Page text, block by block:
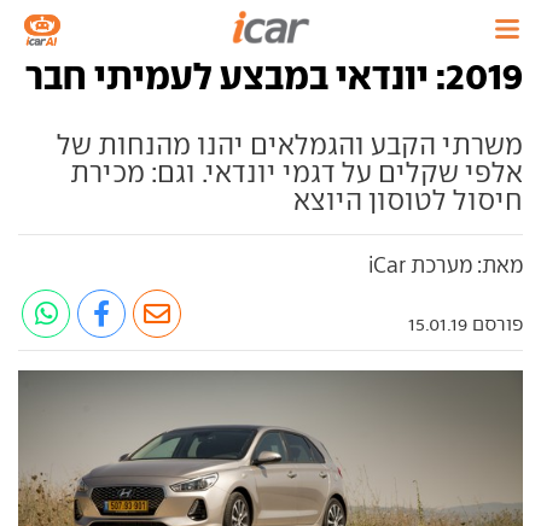
2019: יונדאי במבצע לעמיתי חבר
משרתי הקבע והגמלאים יהנו מהנחות של
אלפי שקלים על דגמי יונדאי. וגם: מכירת
חיסול לטוסון היוצא
מאת: מערכת iCar
פורסם 15.01.19